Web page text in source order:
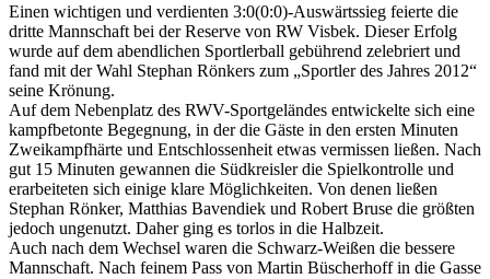
Einen wichtigen und verdienten 3:0(0:0)-Auswärtssieg feierte die
dritte Mannschaft bei der Reserve von RW Visbek. Dieser Erfolg
wurde auf dem abendlichen Sportlerball gebührend zelebriert und
fand mit der Wahl Stephan Rönkers zum „Sportler des Jahres 2012“
seine Krönung.
Auf dem Nebenplatz des RWV-Sportgeländes entwickelte sich eine
kampfbetonte Begegnung, in der die Gäste in den ersten Minuten
Zweikampfhärte und Entschlossenheit etwas vermissen ließen. Nach
gut 15 Minuten gewannen die Südkreisler die Spielkontrolle und
erarbeiteten sich einige klare Möglichkeiten. Von denen ließen
Stephan Rönker, Matthias Bavendiek und Robert Bruse die größten
jedoch ungenutzt. Daher ging es torlos in die Halbzeit.
Auch nach dem Wechsel waren die Schwarz-Weißen die bessere
Mannschaft. Nach feinem Pass von Martin Büscherhoff in die Gasse